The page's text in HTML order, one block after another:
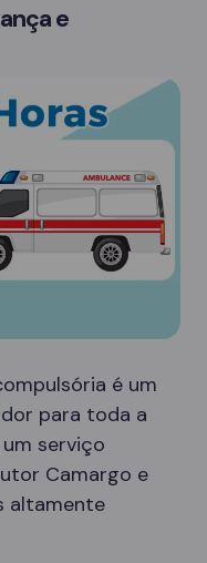
e
é um
para toda a
serviço
Camargo e
altamente